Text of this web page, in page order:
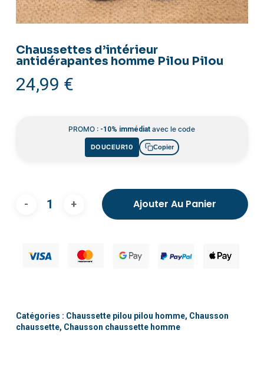
Chaussettes d’intérieur
antidérapantes homme Pilou Pilou
24,99 €
PROMO : -10% immédiat avec le code
DOUCEUR10 Copier
Ajouter Au Panier
Catégories : Chaussette pilou pilou homme, Chausson
chaussette, Chausson chaussette homme